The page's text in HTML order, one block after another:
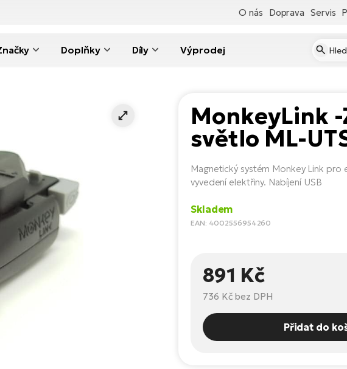
O nás Doprava Servis
Doplňky Díly Výprodej
MonkeyLink
světlo ML-
Magnetický systém Monkey Link pro
vyvedení elektřiny. Nabíjení USB
Skladem
EAN: 4002556954260
891 Kč
736 Kč bez DPH
Přidat do